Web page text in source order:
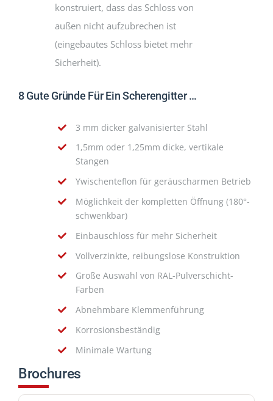
konstruiert, dass das Schloss von
außen nicht aufzubrechen ist
(eingebautes Schloss bietet mehr
Sicherheit).
8 Gute Gründe Für Ein Scherengitter …
3 mm dicker galvanisierter Stahl
1,5mm oder 1,25mm dicke, vertikale
Stangen
Ywischenteflon für geräuscharmen Betrieb
Möglichkeit der kompletten Öffnung (180°-
schwenkbar)
Einbauschloss für mehr Sicherheit
Vollverzinkte, reibungslose Konstruktion
Große Auswahl von RAL-Pulverschicht-
Farben
Abnehmbare Klemmenführung
Korrosionsbeständig
Minimale Wartung
Brochures